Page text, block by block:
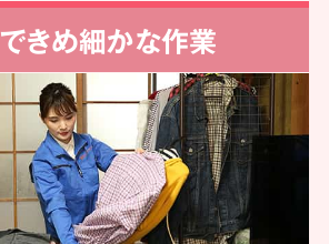
できめ細かな作業